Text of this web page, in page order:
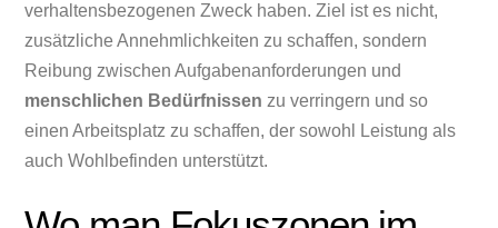
verhaltensbezogenen Zweck haben. Ziel ist es nicht,
zusätzliche Annehmlichkeiten zu schaffen, sondern
Reibung zwischen Aufgabenanforderungen und
menschlichen Bedürfnissen zu verringern und so
einen Arbeitsplatz zu schaffen, der sowohl Leistung als
auch Wohlbefinden unterstützt.